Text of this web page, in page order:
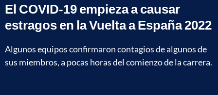
El COVID-19 empieza a causar
estragos en la Vuelta a España 2022
Algunos equipos confirmaron contagios de algunos de
sus miembros, a pocas horas del comienzo de la carrera.